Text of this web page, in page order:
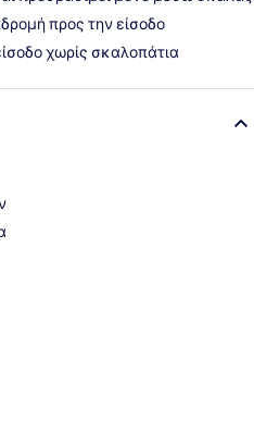
προς την είσοδο
χωρίς σκαλοπάτια